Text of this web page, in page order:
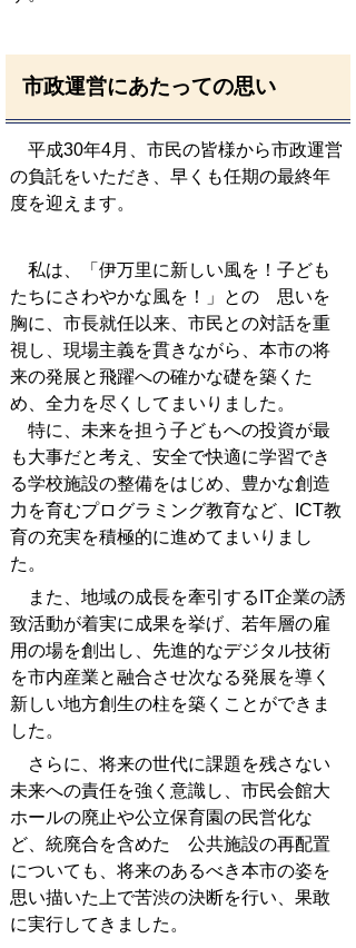
市政運営にあたっての思い
平成30年4月、市民の皆様から市政運営
の負託をいただき、早くも任期の最終年
度を迎えます。
私は、「伊万里に新しい風を！子ども
たちにさわやかな風を！」との 思いを
胸に、市長就任以来、市民との対話を重
視し、現場主義を貫きながら、本市の将
来の発展と飛躍への確かな礎を築くた
め、全力を尽くしてまいりました。
特に、未来を担う子どもへの投資が最
も大事だと考え、安全で快適に学習でき
る学校施設の整備をはじめ、豊かな創造
力を育むプログラミング教育など、ICT教
育の充実を積極的に進めてまいりまし
た。
また、地域の成長を牽引するIT企業の誘
致活動が着実に成果を挙げ、若年層の雇
用の場を創出し、先進的なデジタル技術
を市内産業と融合させ次なる発展を導く
新しい地方創生の柱を築くことができま
した。
さらに、将来の世代に課題を残さない
未来への責任を強く意識し、市民会館大
ホールの廃止や公立保育園の民営化な
ど、統廃合を含めた 公共施設の再配置
についても、将来のあるべき本市の姿を
思い描いた上で苦渋の決断を行い、果敢
に実行してきました。